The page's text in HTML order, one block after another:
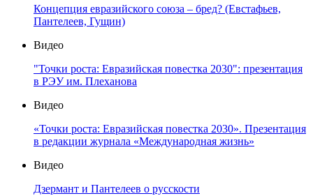
Концепция евразийского союза – бред? (Евстафьев,
Пантелеев, Гущин)
Видео
"Точки роста: Евразийская повестка 2030": презентация
в РЭУ им. Плеханова
Видео
«Точки роста: Евразийская повестка 2030». Презентация
в редакции журнала «Международная жизнь»
Видео
Дзермант и Пантелеев о русскости